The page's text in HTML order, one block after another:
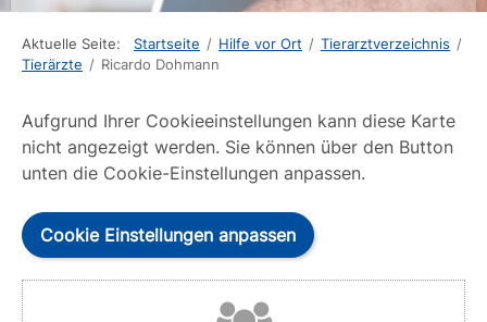
Aktuelle Seite: Startseite / Hilfe vor Ort / Tierarztverzeichnis /
Tierärzte / Ricardo Dohmann
Aufgrund Ihrer Cookieeinstellungen kann diese Karte
nicht angezeigt werden. Sie können über den Button
unten die Cookie-Einstellungen anpassen.
Cookie Einstellungen anpassen